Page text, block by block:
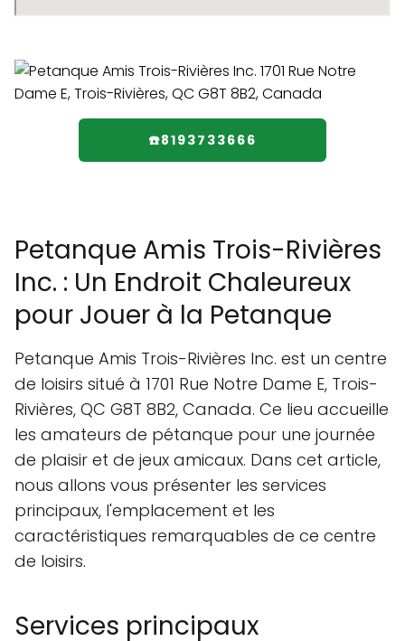
☎️8193733666
Petanque Amis Trois-Rivières
Inc. : Un Endroit Chaleureux
pour Jouer à la Petanque
Petanque Amis Trois-Rivières Inc. est un centre
de loisirs situé à 1701 Rue Notre Dame E, Trois-
Rivières, QC G8T 8B2, Canada. Ce lieu accueille
les amateurs de pétanque pour une journée
de plaisir et de jeux amicaux. Dans cet article,
nous allons vous présenter les services
principaux, l'emplacement et les
caractéristiques remarquables de ce centre
de loisirs.
Services principaux